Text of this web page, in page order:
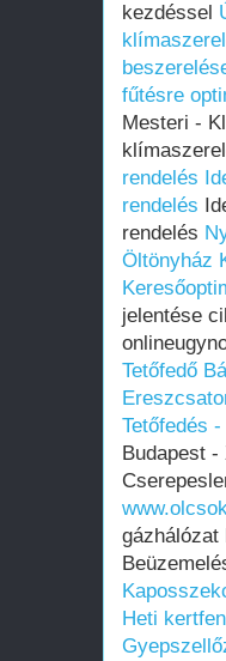
kezdéssel
fűtésre
Mesteri -
rendelés
rendelés
rendelés
Öltönyház
jelentése
Tetőfedő
Tetőfedés
Budapest -
Heti